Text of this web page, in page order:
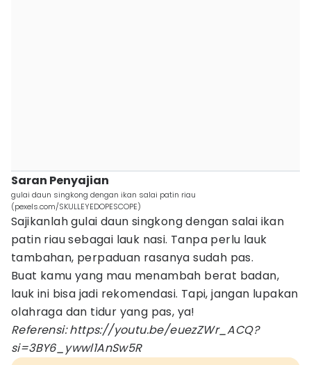
Saran Penyajian
gulai daun singkong dengan ikan salai patin riau
(pexels.com/SKULLEYEDOPESCOPE)
Sajikanlah gulai daun singkong dengan salai ikan
patin riau sebagai lauk nasi. Tanpa perlu lauk
tambahan, perpaduan rasanya sudah pas.
Buat kamu yang mau menambah berat badan,
lauk ini bisa jadi rekomendasi. Tapi, jangan lupakan
olahraga dan tidur yang pas, ya!
Referensi: https://youtu.be/euezZWr_ACQ?
si=3BY6_ywwl1AnSw5R